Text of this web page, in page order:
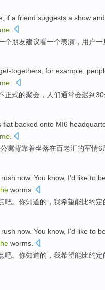
if a friend suggests a show and
个朋友建议看一个表演 ， 用户一
togethers, for example,
.
正式的聚会 ， 人们通常会迟到30
flat backed onto MI6
公寓背靠着坐落在百老汇的军情6
now. You know, I'd like to be
worms
吧。 你知道的， 我希望能比约定
now. You know, I'd like to be
worms
吧。 你知道的， 我希望能比约定